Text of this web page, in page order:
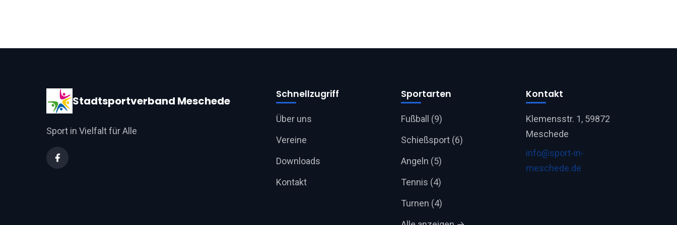
Beiträge
Stadtsportverband Meschede
Sport in Vielfalt für Alle
Schnellzugriff
Über uns
Vereine
Downloads
Kontakt
Sportarten
Fußball (9)
Schießsport (6)
Angeln (5)
Tennis (4)
Turnen (4)
Kontakt
Klemensstr. 1, 59872
Meschede
info@sport-in-
meschede.de